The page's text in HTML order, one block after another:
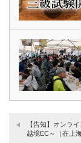
【告知】オンラ
越境EC～（在上